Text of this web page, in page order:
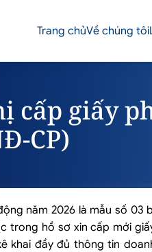
Trang chủVề chúng tôi
cấp giấy
CP)
năm 2026 là mẫu số 03
trong hồ sơ xin cấp mới
khai đầy đủ thông tin